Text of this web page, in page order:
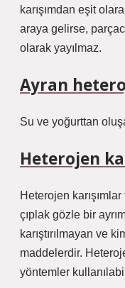
karışımdan eşit
araya gelirse,
olarak yayılmaz.
Ayran
Su ve yoğurttan
Heterojen
Heterojen
çıplak gözle bir
karıştırılmayan ve
maddelerdir.
yöntemler